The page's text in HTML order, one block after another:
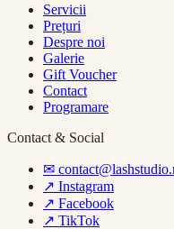
Servicii
Prețuri
Despre noi
Galerie
Gift Voucher
Contact
Programare
Contact & Social
✉
↗ Instagram
↗ Facebook
↗ TikTok